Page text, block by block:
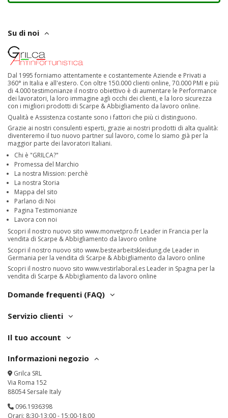
Su di noi
Dal 1995 forniamo attentamente e costantemente Aziende e Privati a
360° in Italia e all'estero. Con oltre 150.000 clienti online, 70.000 PMI e più
di 4.000 testimonianze il nostro obiettivo è di aumentare le Performance
dei lavoratori, la loro immagine agli occhi dei clienti, e la loro sicurezza
con i migliori prodotti di Scarpe & Abbigliamento da lavoro online.
Qualità e Assistenza costante sono i fattori che più ci distinguono.
Grazie ai nostri consulenti esperti, grazie ai nostri prodotti di alta qualità:
diventeremo il tuo nuovo partner sul lavoro, come lo siamo già per la
maggior parte dei lavoratori Italiani.
Chi è "GRILCA?"
Promessa del Marchio
La nostra Mission: perchè
La nostra Storia
Mappa del sito
Parlano di Noi
Pagina Testimonianze
Lavora con noi
Scopri il nostro nuovo sito www.monvetpro.fr Leader in Francia per la
vendita di Scarpe & Abbigliamento da lavoro online
Scopri il nostro nuovo sito www.bestearbeitskleidung.de Leader in
Germania per la vendita di Scarpe & Abbigliamento da lavoro online
Scopri il nostro nuovo sito www.vestirlaboral.es Leader in Spagna per la
vendita di Scarpe & Abbigliamento da lavoro online
Domande frequenti (FAQ)
Servizio clienti
Il tuo account
Informazioni negozio
Grilca SRL
Via Roma 152
88054 Sersale Italy
096.1936398
Orari: 8:30-13:00 - 15:00-18:00